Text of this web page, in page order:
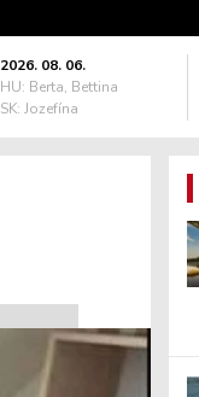
2026. 08. 06.
HU: Berta, Bettina
SK: Jozefína